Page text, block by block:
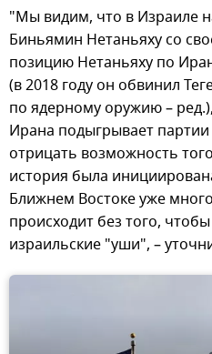
"Мы видим, что в Израиле
Биньямин Нетаньяху со
позицию Нетаньяху по
(в 2018 году он обвинил
по ядерному оружию –
Ирана подыгрывает
отрицать возможность
история была
Ближнем Востоке уже
происходит без того,
израильские "уши", –